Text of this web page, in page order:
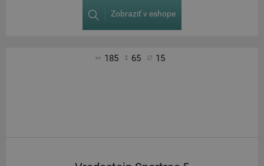
Zobraziť v eshope
185 65 15